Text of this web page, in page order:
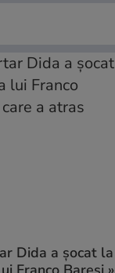
Dida a șocat la